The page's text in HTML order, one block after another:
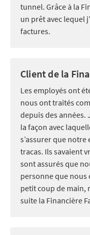
tunnel. Grâce à la
un prêt avec lequel
factures.
Client de la
Les employés ont
nous ont traités
depuis des années.
la façon avec
s’assurer que
tracas. Ils savaient
sont assurés que
personne que nous
petit coup de main,
suite la Financière